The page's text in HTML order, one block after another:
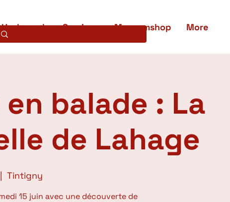
Uw bezoek Services Museumshop More
balade : La
de Lahage
Tintigny
15 juin avec une découverte de